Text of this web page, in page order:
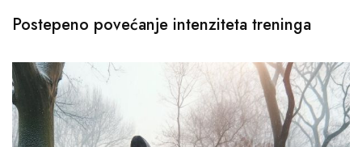
Postepeno povećanje intenziteta treninga